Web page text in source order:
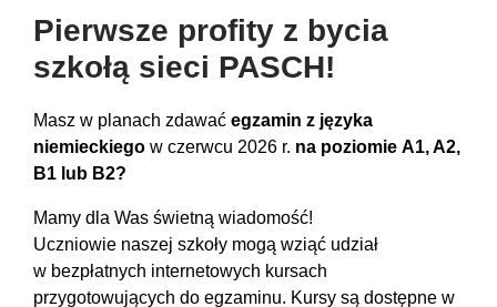
Pierwsze profity z bycia
szkołą sieci PASCH!
Masz w planach zdawać egzamin z języka
niemieckiego w czerwcu 2026 r. na poziomie A1, A2,
B1 lub B2?
Mamy dla Was świetną wiadomość!
Uczniowie naszej szkoły mogą wziąć udział
w bezpłatnych internetowych kursach
przygotowujących do egzaminu. Kursy są dostępne w